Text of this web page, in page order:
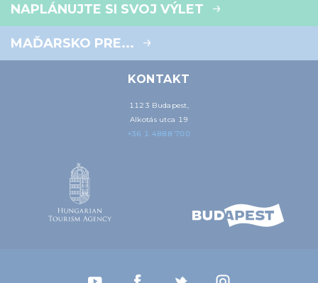
NAPLÁNUJTE SI SVOJ VÝLET
MAĎARSKO PRE...
KONTAKT
1123 Budapest,
Alkotás utca 19
+36 1 4888 700